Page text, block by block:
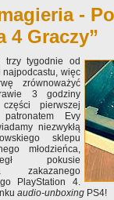
-
4 Graczy”
trzy tygodnie od
najpodcastu, więc
zrównoważyć
3 godziny
pierwszej
Evy
niezwykłą
sklepu
młodzieńca,
pokusie
zakazanego
PlayStation 4.
audio-unboxing PS4!